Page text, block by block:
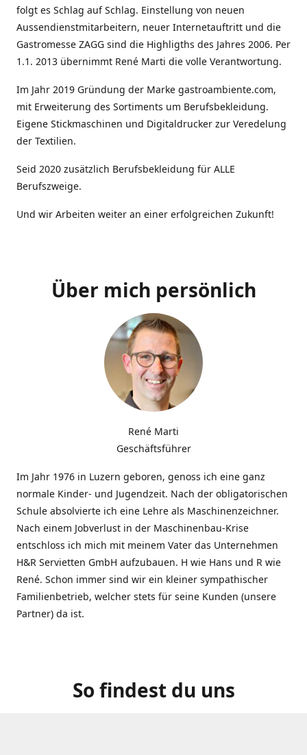
folgt es Schlag auf Schlag. Einstellung von neuen
Aussendienstmitarbeitern, neuer Internetauftritt und die
Gastromesse ZAGG sind die Highligths des Jahres 2006. Per
1.1. 2013 übernimmt René Marti die volle Verantwortung.
Im Jahr 2019 Gründung der Marke gastroambiente.com,
mit Erweiterung des Sortiments um Berufsbekleidung.
Eigene Stickmaschinen und Digitaldrucker zur Veredelung
der Textilien.
Seid 2020 zusätzlich Berufsbekleidung für ALLE
Berufszweige.
Und wir Arbeiten weiter an einer erfolgreichen Zukunft!
Über mich persönlich
René Marti
Geschäftsführer
Im Jahr 1976 in Luzern geboren, genoss ich eine ganz
normale Kinder- und Jugendzeit. Nach der obligatorischen
Schule absolvierte ich eine Lehre als Maschinenzeichner.
Nach einem Jobverlust in der Maschinenbau-Krise
entschloss ich mich mit meinem Vater das Unternehmen
H&R Servietten GmbH aufzubauen. H wie Hans und R wie
René. Schon immer sind wir ein kleiner sympathischer
Familienbetrieb, welcher stets für seine Kunden (unsere
Partner) da ist.
So findest du uns